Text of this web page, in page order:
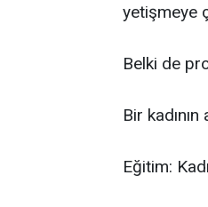
yetişmeye
Belki de
Bir
Eğitim: